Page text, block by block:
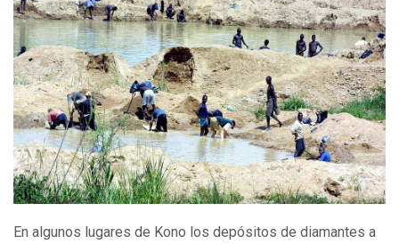
En algunos lugares de Kono los depósitos de diamantes a